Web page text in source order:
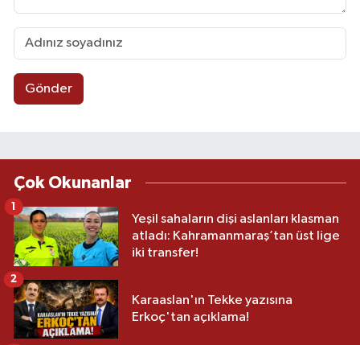
Gönder
Çok Okunanlar
Yeşil sahaların dişi aslanları klasman
atladı: Kahramanmaraş’tan üst lige
iki transfer!
1
Karaaslan'ın Tekke yazısına
Erkoç'tan açıklama!
2